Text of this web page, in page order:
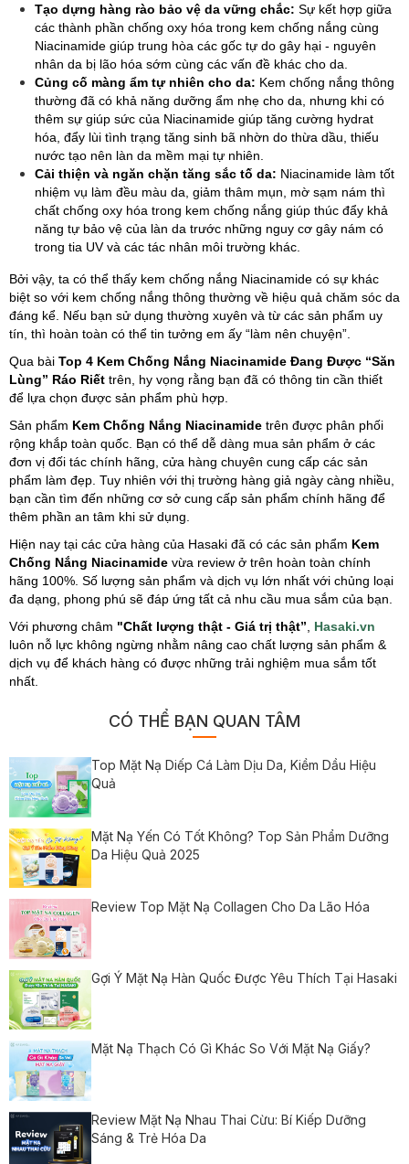
Tạo dựng hàng rào bảo vệ da vững chắc: Sự kết hợp giữa
các thành phần chống oxy hóa trong kem chống nắng cùng
Niacinamide giúp trung hòa các gốc tự do gây hại - nguyên
nhân da bị lão hóa sớm cùng các vấn đề khác cho da.
Củng cố màng ẩm tự nhiên cho da: Kem chống nắng thông
thường đã có khả năng dưỡng ẩm nhẹ cho da, nhưng khi có
thêm sự giúp sức của Niacinamide giúp tăng cường hydrat
hóa, đẩy lùi tình trạng tăng sinh bã nhờn do thừa dầu, thiếu
nước tạo nên làn da mềm mại tự nhiên.
Cải thiện và ngăn chặn tăng sắc tố da: Niacinamide làm tốt
nhiệm vụ làm đều màu da, giảm thâm mụn, mờ sạm nám thì
chất chống oxy hóa trong kem chống nắng giúp thúc đẩy khả
năng tự bảo vệ của làn da trước những nguy cơ gây nám có
trong tia UV và các tác nhân môi trường khác.
Bởi vậy, ta có thể thấy kem chống nắng Niacinamide có sự khác
biệt so với kem chống nắng thông thường về hiệu quả chăm sóc da
đáng kể. Nếu bạn sử dụng thường xuyên và từ các sản phẩm uy
tín, thì hoàn toàn có thể tin tưởng em ấy “làm nên chuyện”.
Qua bài Top 4 Kem Chống Nắng Niacinamide Đang Được “Săn
Lùng” Ráo Riết trên, hy vọng rằng bạn đã có thông tin cần thiết
để lựa chọn được sản phẩm phù hợp.
Sản phẩm Kem Chống Nắng Niacinamide trên được phân phối
rộng khắp toàn quốc. Bạn có thể dễ dàng mua sản phẩm ở các
đơn vị đối tác chính hãng, cửa hàng chuyên cung cấp các sản
phẩm làm đẹp. Tuy nhiên với thị trường hàng giả ngày càng nhiều,
bạn cần tìm đến những cơ sở cung cấp sản phẩm chính hãng để
thêm phần an tâm khi sử dụng.
Hiện nay tại các cửa hàng của Hasaki đã có các sản phẩm Kem
Chống Nắng Niacinamide vừa review ở trên hoàn toàn chính
hãng 100%. Số lượng sản phẩm và dịch vụ lớn nhất với chủng loại
đa dạng, phong phú sẽ đáp ứng tất cả nhu cầu mua sắm của bạn.
Với phương châm "Chất lượng thật - Giá trị thật”, Hasaki.vn
luôn nỗ lực không ngừng nhằm nâng cao chất lượng sản phẩm &
dịch vụ để khách hàng có được những trải nghiệm mua sắm tốt
nhất.
CÓ THỂ BẠN QUAN TÂM
Top Mặt Nạ Diếp Cá Làm Dịu Da, Kiềm Dầu Hiệu
Quả
Mặt Nạ Yến Có Tốt Không? Top Sản Phẩm Dưỡng
Da Hiệu Quả 2025
Review Top Mặt Nạ Collagen Cho Da Lão Hóa
Gợi Ý Mặt Nạ Hàn Quốc Được Yêu Thích Tại Hasaki
Mặt Nạ Thạch Có Gì Khác So Với Mặt Nạ Giấy?
Review Mặt Nạ Nhau Thai Cừu: Bí Kiếp Dưỡng
Sáng & Trẻ Hóa Da